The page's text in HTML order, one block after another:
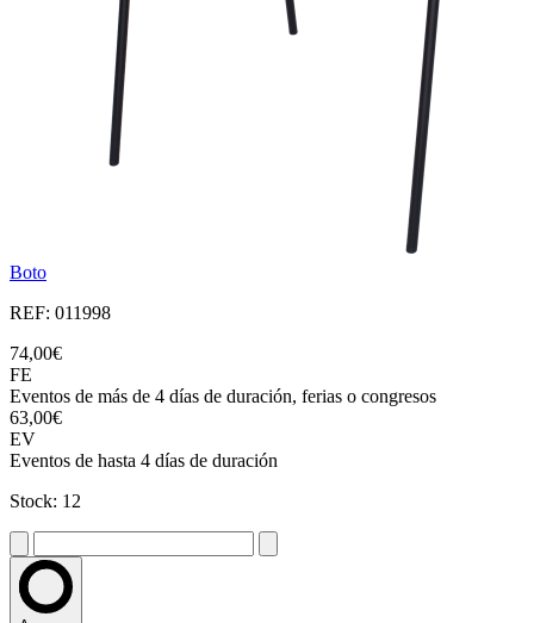
Boto
REF: 011998
74,00€
FE
Eventos de más de 4 días de duración, ferias o congresos
63,00€
EV
Eventos de hasta 4 días de duración
Stock: 12